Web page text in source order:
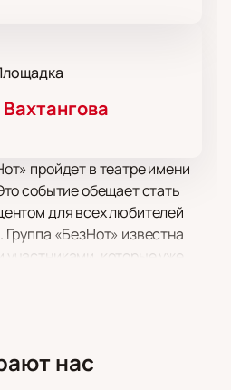
пройдет в театре имени
событие обещает стать
для всех любителей
«БезНот» известна
которые уже
себя на телевидении и в
не только выступлением,
нас